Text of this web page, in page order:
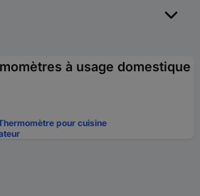
à usage domestique
pour cuisine